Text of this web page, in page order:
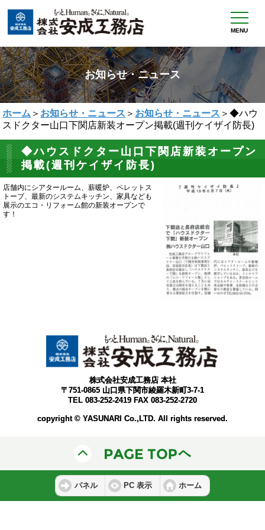
MENU
お知らせ・ニュース
ホーム ＞ お知らせ・ニュース ＞ お知らせ・ニュース ＞◆ハウ
スドクター山口下関店新装オープン掲載(週刊ケイザイ防長)
◆ハウスドクター山口下関店新装オープン
掲載(週刊ケイザイ防長)
店舗内にシアタールーム、薪暖炉、ペレットス
トーブ、最新のシステムキッチン、家具なども
展示のエコ・リフォーム館の新装オープンで
す！
株式会社安成工務店 本社
〒751-0865 山口県下関市綾羅木新町3-7-1
TEL 083-252-2419 FAX 083-252-2720
copyright © YASUNARI Co.,LTD. All rights reserved.
パネル PC 表示 ホーム